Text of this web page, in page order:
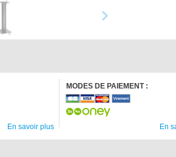
En savoir plus
MODES DE PAIEMENT :
En